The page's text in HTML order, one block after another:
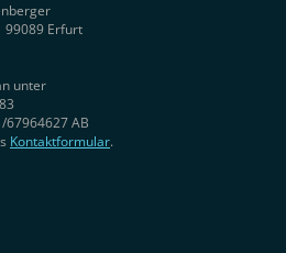
Erfurt
unter
67964627 AB
Kontaktformular.